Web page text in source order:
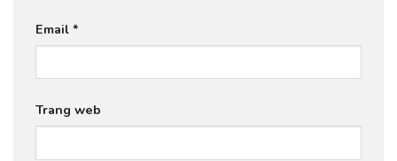
Email *
Trang web